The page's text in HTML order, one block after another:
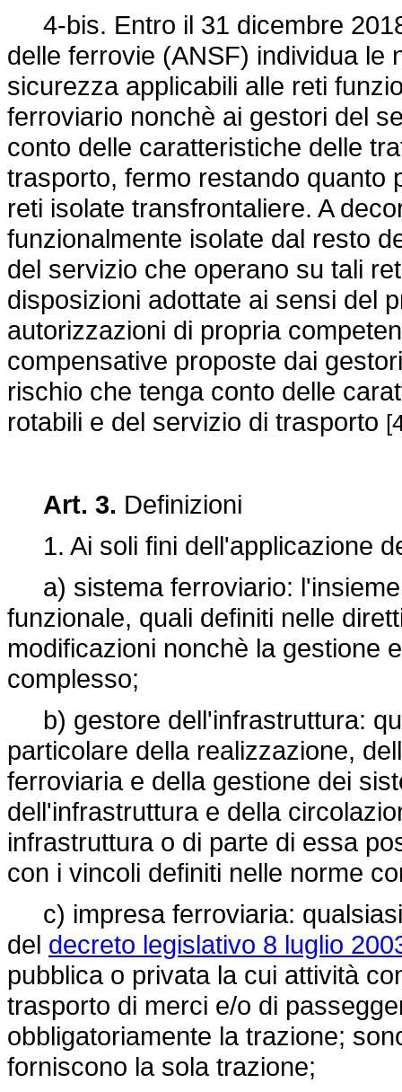
4-bis. Entro il 31 dicembre
delle ferrovie (ANSF) individua le
sicurezza applicabili alle reti
ferroviario nonchè ai gestori del
conto delle caratteristiche delle
trasporto, fermo restando quanto
reti isolate transfrontaliere. A
funzionalmente isolate dal resto
del servizio che operano su tali
disposizioni adottate ai sensi del
autorizzazioni di propria
compensative proposte dai
rischio che tenga conto delle
rotabili e del servizio di trasporto
Art. 3. Definizioni
1. Ai soli fini dell'applicazione
a) sistema ferroviario:
funzionale, quali definiti nelle
modificazioni nonchè la gestione
complesso;
b) gestore dell'infrastruttura:
particolare della realizzazione,
ferroviaria e della gestione dei
dell'infrastruttura e della
infrastruttura o di parte di essa
con i vincoli definiti nelle norme
c) impresa ferroviaria:
del decreto legislativo 8 luglio
pubblica o privata la cui attività
trasporto di merci e/o di
obbligatoriamente la trazione;
forniscono la sola trazione;